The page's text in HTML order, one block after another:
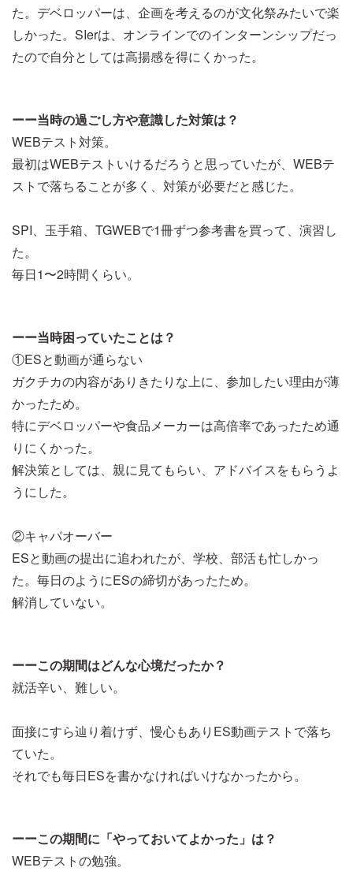
た。デベロッパーは、企画を考えるのが文化祭みたいで楽
しかった。SIerは、オンラインでのインターンシップだっ
たので自分としては高揚感を得にくかった。
ーー当時の過ごし方や意識した対策は？
WEBテスト対策。
最初はWEBテストいけるだろうと思っていたが、WEBテ
ストで落ちることが多く、対策が必要だと感じた。
SPI、玉手箱、TGWEBで1冊ずつ参考書を買って、演習し
た。
毎日1〜2時間くらい。
ーー当時困っていたことは？
①ESと動画が通らない
ガクチカの内容がありきたりな上に、参加したい理由が薄
かったため。
特にデベロッパーや食品メーカーは高倍率であったため通
りにくかった。
解決策としては、親に見てもらい、アドバイスをもらうよ
うにした。
②キャパオーバー
ESと動画の提出に追われたが、学校、部活も忙しかっ
た。毎日のようにESの締切があったため。
解消していない。
ーーこの期間はどんな心境だったか？
就活辛い、難しい。
面接にすら辿り着けず、慢心もありES動画テストで落ち
ていた。
それでも毎日ESを書かなければいけなかったから。
ーーこの期間に「やっておいてよかった」は？
WEBテストの勉強。